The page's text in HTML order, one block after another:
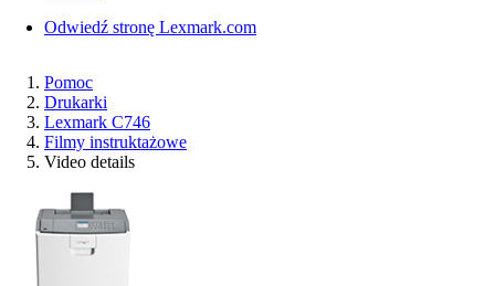
Odwiedź stronę Lexmark.com
Pomoc
Drukarki
Lexmark C746
Filmy instruktażowe
Video details